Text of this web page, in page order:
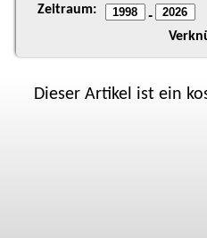
Zeitraum: -
Dieser Artikel ist ein